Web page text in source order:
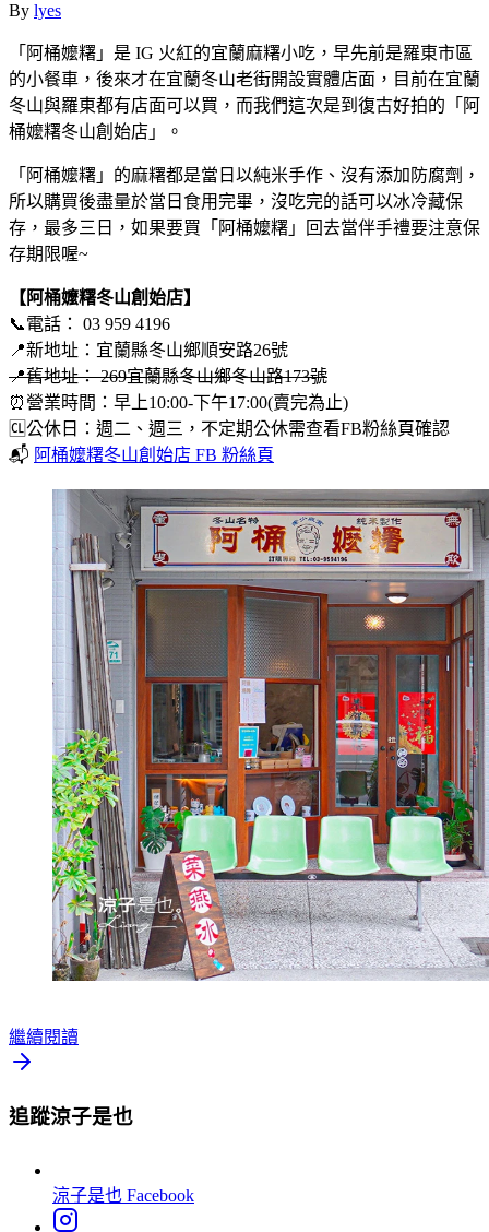
By lyes
「阿桶嬤糬」是 IG 火紅的宜蘭麻糬小吃，早先前是羅東市區
的小餐車，後來才在宜蘭冬山老街開設實體店面，目前在宜蘭
冬山與羅東都有店面可以買，而我們這次是到復古好拍的「阿
桶嬤糬冬山創始店」。
「阿桶嬤糬」的麻糬都是當日以純米手作、沒有添加防腐劑，
所以購買後盡量於當日食用完畢，沒吃完的話可以冰冷藏保
存，最多三日，如果要買「阿桶嬤糬」回去當伴手禮要注意保
存期限喔~
【阿桶嬤糬冬山創始店】
📞電話： 03 959 4196
📍新地址：宜蘭縣冬山鄉順安路26號
📍舊地址： 269宜蘭縣冬山鄉冬山路173號
⏰營業時間：早上10:00-下午17:00(賣完為止)
🆑公休日：週二、週三，不定期公休需查看FB粉絲頁確認
📬 阿桶嬤糬冬山創始店 FB 粉絲頁
繼續閱讀
追蹤涼子是也
涼子是也 Facebook